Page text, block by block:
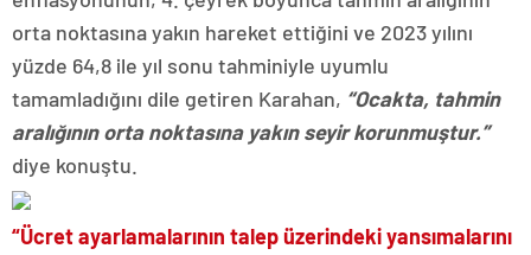
orta noktasına yakın hareket ettiğini ve 2023 yılını
yüzde 64,8 ile yıl sonu tahminiyle uyumlu
tamamladığını dile getiren Karahan, “Ocakta, tahmin
aralığının orta noktasına yakın seyir korunmuştur.”
diye konuştu.
“Ücret ayarlamalarının talep üzerindeki yansımalarını